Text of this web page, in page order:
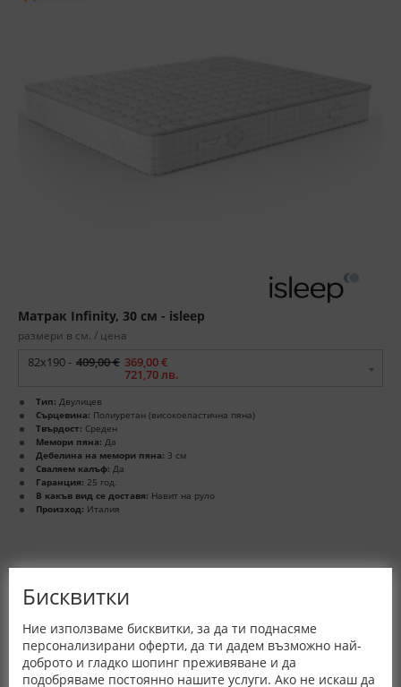
Бисквитки
Ние използваме бисквитки, за да ти поднасяме
персонализирани оферти, да ти дадем възможно най-
доброто и гладко шопинг преживяване и да
подобряваме постоянно нашите услуги. Ако не искаш да
Матрак Infinity, 30 см - isleep
размери в см. / цена
82x190 - 409,00 € 369,00 €
721,70 лв.
Тип: Двулицев
Сърцевина: Полиуретан (високоеластична пяна)
Твърдост: Среден
Мемори пяна: Да
Дебелина на мемори пяна: 3 см
Сваляем калъф: Да
Гаранция: 25 год.
В какъв вид се доставя: Навит на руло
Произход: Италия